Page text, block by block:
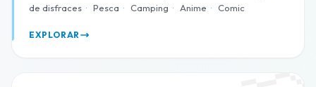
de disfraces · Pesca · Camping · Anime · Comic
EXPLORAR